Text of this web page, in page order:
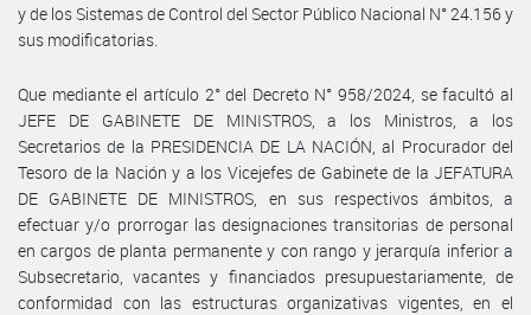
y de los Sistemas de Control del Sector Público Nacional N° 24.156 y
sus modificatorias.
Que mediante el artículo 2° del Decreto N° 958/2024, se facultó al
JEFE DE GABINETE DE MINISTROS, a los Ministros, a los
Secretarios de la PRESIDENCIA DE LA NACIÓN, al Procurador del
Tesoro de la Nación y a los Vicejefes de Gabinete de la JEFATURA
DE GABINETE DE MINISTROS, en sus respectivos ámbitos, a
efectuar y/o prorrogar las designaciones transitorias de personal
en cargos de planta permanente y con rango y jerarquía inferior a
Subsecretario, vacantes y financiados presupuestariamente, de
conformidad con las estructuras organizativas vigentes, en el